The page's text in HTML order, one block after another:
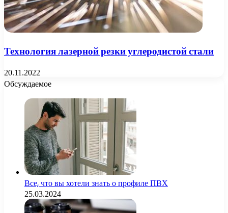
Технология лазерной резки углеродистой стали
20.11.2022
Обсуждаемое
Все, что вы хотели знать о профиле ПВХ
25.03.2024